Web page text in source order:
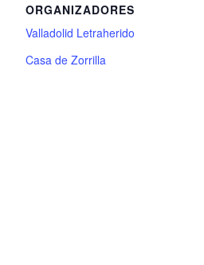
ORGANIZADORES
Valladolid Letraherido
Casa de Zorrilla